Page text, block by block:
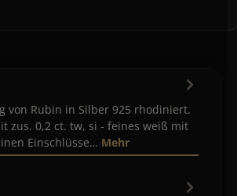
von Rubin in Silber 925 rhodiniert.
zus. 0,2 ct. tw, si - feines weiß mit
Einschlüsse… Mehr